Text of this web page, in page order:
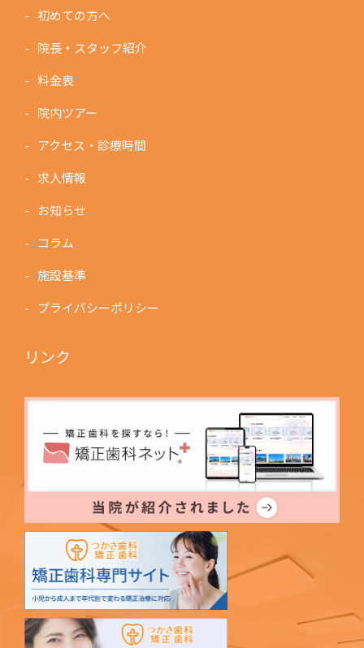
初めての方へ
院長・スタッフ紹介
料金表
院内ツアー
アクセス・診療時間
求人情報
お知らせ
コラム
施設基準
プライバシーポリシー
リンク